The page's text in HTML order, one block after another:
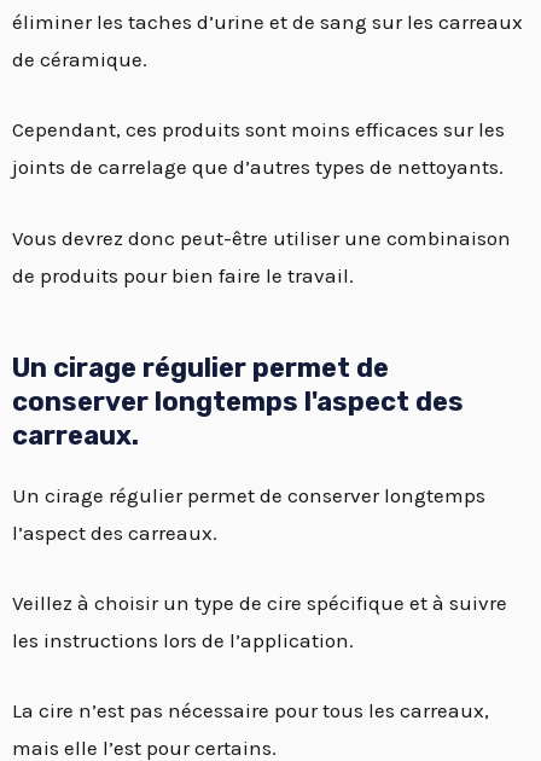
éliminer les taches d’urine et de sang sur les carreaux
de céramique.
Cependant, ces produits sont moins efficaces sur les
joints de carrelage que d’autres types de nettoyants.
Vous devrez donc peut-être utiliser une combinaison
de produits pour bien faire le travail.
Un cirage régulier permet de
conserver longtemps l'aspect des
carreaux.
Un cirage régulier permet de conserver longtemps
l’aspect des carreaux.
Veillez à choisir un type de cire spécifique et à suivre
les instructions lors de l’application.
La cire n’est pas nécessaire pour tous les carreaux,
mais elle l’est pour certains.